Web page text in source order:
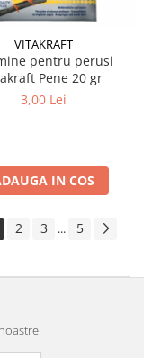
VITAKRAFT
pentru perusi
Pene 20 gr
3,00 Lei
IN COS
2 3 ... 5